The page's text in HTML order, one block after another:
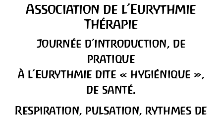
Association de l’Eurythmie
Thérapie
Journée d’introduction, de
pratique
à l’Eurythmie dite « hygiénique »,
de santé.
Respiration, pulsation, rythmes de